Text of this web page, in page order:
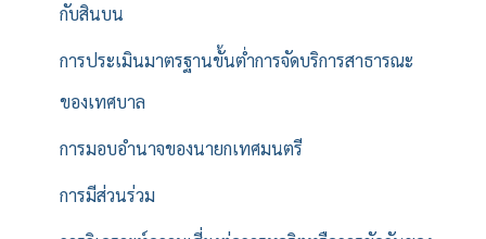
กับสินบน
การประเมินมาตรฐานขั้นต่ำการจัดบริการสาธารณะ
ของเทศบาล
การมอบอำนาจของนายกเทศมนตรี
การมีส่วนร่วม